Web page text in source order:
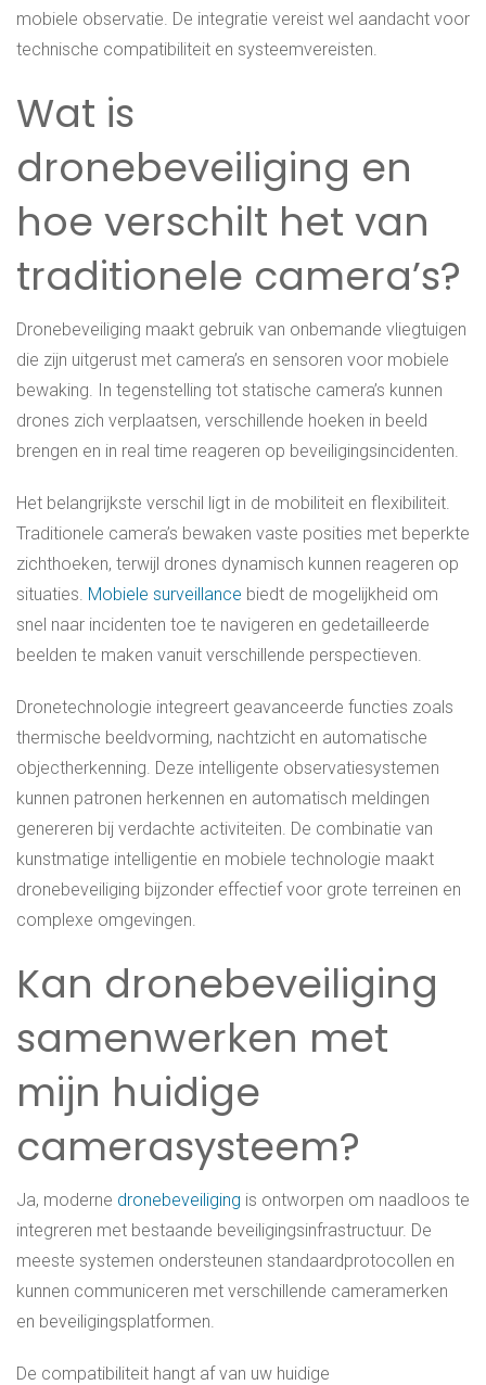
mobiele observatie. De integratie vereist wel aandacht voor
technische compatibiliteit en systeemvereisten.
Wat is
dronebeveiliging en
hoe verschilt het van
traditionele camera’s?
Dronebeveiliging maakt gebruik van onbemande vliegtuigen
die zijn uitgerust met camera’s en sensoren voor mobiele
bewaking. In tegenstelling tot statische camera’s kunnen
drones zich verplaatsen, verschillende hoeken in beeld
brengen en in real time reageren op beveiligingsincidenten.
Het belangrijkste verschil ligt in de mobiliteit en flexibiliteit.
Traditionele camera’s bewaken vaste posities met beperkte
zichthoeken, terwijl drones dynamisch kunnen reageren op
situaties. Mobiele surveillance biedt de mogelijkheid om
snel naar incidenten toe te navigeren en gedetailleerde
beelden te maken vanuit verschillende perspectieven.
Dronetechnologie integreert geavanceerde functies zoals
thermische beeldvorming, nachtzicht en automatische
objectherkenning. Deze intelligente observatiesystemen
kunnen patronen herkennen en automatisch meldingen
genereren bij verdachte activiteiten. De combinatie van
kunstmatige intelligentie en mobiele technologie maakt
dronebeveiliging bijzonder effectief voor grote terreinen en
complexe omgevingen.
Kan dronebeveiliging
samenwerken met
mijn huidige
camerasysteem?
Ja, moderne dronebeveiliging is ontworpen om naadloos te
integreren met bestaande beveiligingsinfrastructuur. De
meeste systemen ondersteunen standaardprotocollen en
kunnen communiceren met verschillende cameramerken
en beveiligingsplatformen.
De compatibiliteit hangt af van uw huidige